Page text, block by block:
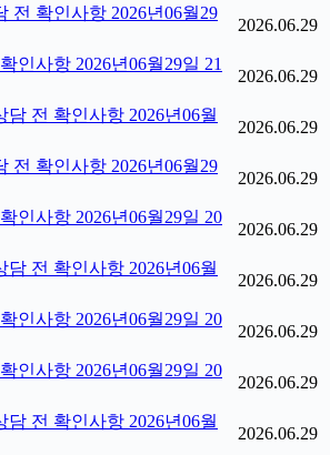
전 확인사항 2026년06월29
2026.06.29
인사항 2026년06월29일 21
2026.06.29
전 확인사항 2026년06월
2026.06.29
전 확인사항 2026년06월29
2026.06.29
인사항 2026년06월29일 20
2026.06.29
전 확인사항 2026년06월
2026.06.29
인사항 2026년06월29일 20
2026.06.29
인사항 2026년06월29일 20
2026.06.29
전 확인사항 2026년06월
2026.06.29